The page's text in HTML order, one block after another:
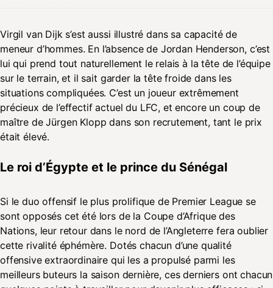
Virgil van Dijk s’est aussi illustré dans sa capacité de
meneur d’hommes. En l’absence de Jordan Henderson, c’est
lui qui prend tout naturellement le relais à la tête de l’équipe
sur le terrain, et il sait garder la tête froide dans les
situations compliquées. C’est un joueur extrêmement
précieux de l’effectif actuel du LFC, et encore un coup de
maître de Jürgen Klopp dans son recrutement, tant le prix
était élevé.
Le roi d’Égypte et le prince du Sénégal
Si le duo offensif le plus prolifique de Premier League se
sont opposés cet été lors de la Coupe d’Afrique des
Nations, leur retour dans le nord de l’Angleterre fera oublier
cette rivalité éphémère. Dotés chacun d’une qualité
offensive extraordinaire qui les a propulsé parmi les
meilleurs buteurs la saison dernière, ces derniers ont chacun